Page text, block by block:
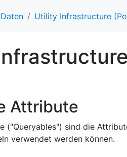
Daten Utility Infrastructure
Attribute
("Queryables") sind die
verwendet werden können.